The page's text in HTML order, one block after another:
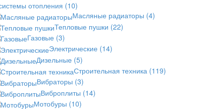
отопления (10)
Масляные радиаторы (4)
Тепловые пушки (22)
Газовые (3)
Электрические (14)
Дизельные (5)
Строительная техника (119)
Вибраторы (3)
Виброплиты (14)
Мотобуры (10)